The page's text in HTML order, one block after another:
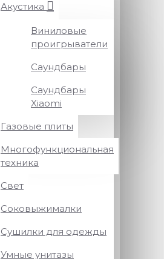
Акустика
Виниловые
проигрыватели
Саундбары
Саундбары
Xiaomi
Газовые плиты
Многофункциональная
техника
Свет
Соковыжималки
Сушилки для одежды
Умные унитазы